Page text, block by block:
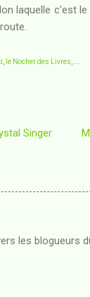
laquelle c'est
le Nocher des Livres
Singer
les blogueurs